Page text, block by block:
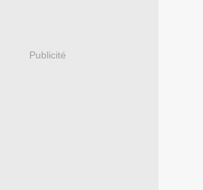
Publicité